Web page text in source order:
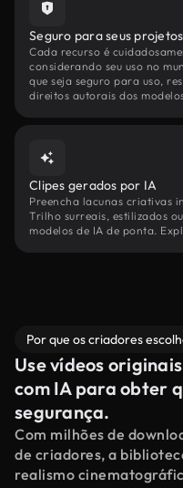
Seguro para seus projetos
Cada recurso é
considerando seu uso no
que seja seguro para uso,
direitos autorais dos
Clipes gerados por IA
Preencha lacunas criativas
Trilho surreais, estilizados
modelos de IA de ponta.
Por que os criadores
Use vídeos
com IA para obter
segurança.
Com milhões de
de criadores, a
realismo